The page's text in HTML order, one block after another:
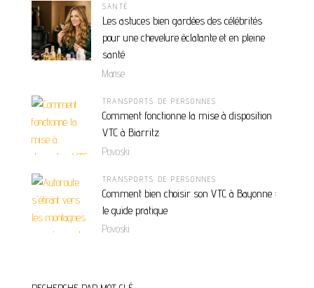
SANTÉ
Les astuces bien gardées des célébrités
pour une chevelure éclatante et en pleine
santé
Marise
TRANSPORTS DE PERSONNES
Comment fonctionne la mise à disposition
VTC à Biarritz
Povoski
TRANSPORTS DE PERSONNES
Comment bien choisir son VTC à Bayonne :
le guide pratique
Povoski